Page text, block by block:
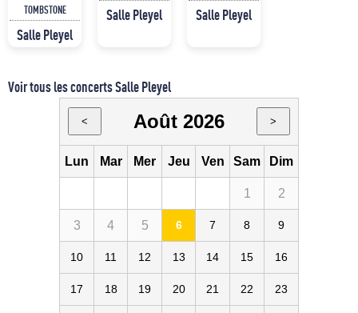
TOMBSTONE
Salle Pleyel
Salle Pleyel Salle Pleyel
Voir tous les concerts Salle Pleyel
< Août 2026 >
Lun Mar Mer Jeu Ven Sam Dim
1 2
3 4 5 6 7 8 9
10 11 12 13 14 15 16
17 18 19 20 21 22 23